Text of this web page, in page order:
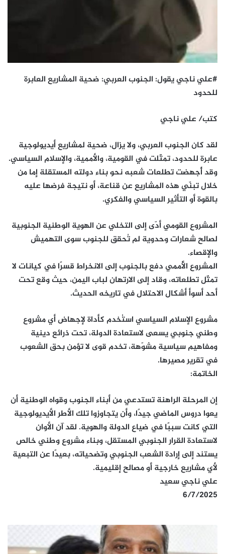
#علي ناجي يقول: الجنوب العربي: ضحية المشاريع العابرة
للحدود
كتب/ علي ناجي
لقد كان الجنوب العربي، ولا يزال، ضحية لمشاريع أيديولوجية
عابرة للحدود، تمثّلت في القومية، والأممية، والإسلام السياسي.
وقد أُجهضت تطلعات شعبه نحو بناء دولته المستقلة إما من
خلال تبنّي هذه المشاريع عن قناعة، أو نتيجة فرضها عليه
بالقوة أو التأثير السياسي والفكري.
المشروع القومي أدّى إلى التخلي عن الهوية الوطنية الجنوبية
لصالح شعارات وحدوية لم تُحقق للجنوب سوى التهميش
والإقصاء.
المشروع الأُممي دفع بالجنوب إلى الانخراط قسرًا في كيانات لا
تمثّل تطلعاته، وقاد إلى الارتهان لباب اليمن، حيث وقع تحت
أحد أسوأ أشكال الاحتلال في تاريخه الحديث.
مشروع الإسلام السياسي استُخدم كأداة لإجهاض أي مشروع
وطني جنوبي يسعى لاستعادة الدولة، تحت ذرائع دينية
ومفاهيم سياسية مشوّهة، تخدم قوى لا تؤمن بحق الشعوب
في تقرير مصيرها.
الخاتمة:
إن المرحلة الراهنة تستدعي من أبناء الجنوب وقواه الوطنية أن
يعوا دروس الماضي جيدًا، وأن يتجاوزوا تلك الأطر الأيديولوجية
التي كانت سببًا في ضياع الدولة والهوية. لقد آن الأوان
لاستعادة القرار الجنوبي المستقل، وبناء مشروع وطني خالص
يستند إلى إرادة الشعب الجنوبي وتضحياته، بعيدًا عن التبعية
لأي مشاريع خارجية أو مصالح إقليمية.
علي ناجي سعيد
6/7/2025
تنشر